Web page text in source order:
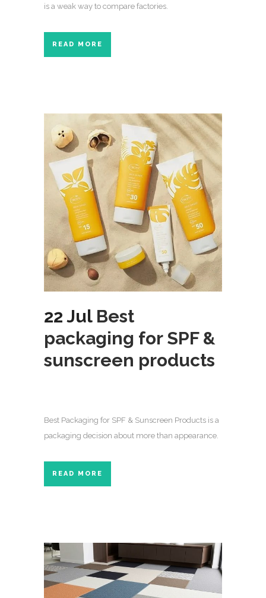
is a weak way to compare factories.
READ MORE
22 Jul Best
packaging for SPF &
sunscreen products
Best Packaging for SPF & Sunscreen Products is a
packaging decision about more than appearance.
READ MORE